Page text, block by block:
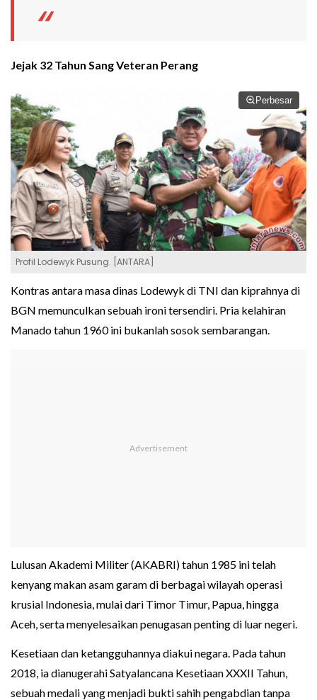
Jejak 32 Tahun Sang Veteran Perang
Perbesar
Profil Lodewyk Pusung. [ANTARA]
Kontras antara masa dinas Lodewyk di TNI dan kiprahnya di
BGN memunculkan sebuah ironi tersendiri. Pria kelahiran
Manado tahun 1960 ini bukanlah sosok sembarangan.
Lulusan Akademi Militer (AKABRI) tahun 1985 ini telah
kenyang makan asam garam di berbagai wilayah operasi
krusial Indonesia, mulai dari Timor Timur, Papua, hingga
Aceh, serta menyelesaikan penugasan penting di luar negeri.
Kesetiaan dan ketangguhannya diakui negara. Pada tahun
2018, ia dianugerahi Satyalancana Kesetiaan XXXII Tahun,
sebuah medali yang menjadi bukti sahih pengabdian tanpa